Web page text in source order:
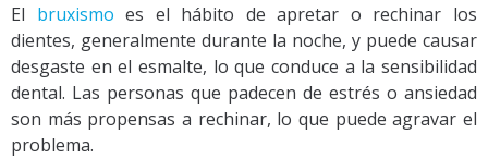
El bruxismo es el hábito de apretar o rechinar los
dientes, generalmente durante la noche, y puede causar
desgaste en el esmalte, lo que conduce a la sensibilidad
dental. Las personas que padecen de estrés o ansiedad
son más propensas a rechinar, lo que puede agravar el
problema.